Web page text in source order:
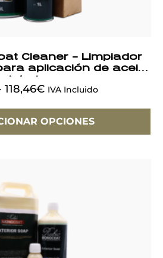
Cleaner – Limpiador
aplicación de aceite
interior
118,46€ IVA Incluido
OPCIONES